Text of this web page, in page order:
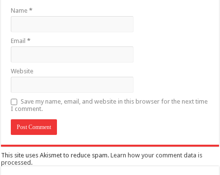
Name*
Email*
Website
Save my name, email, and website in this browser for the next time
I comment.
This site uses Akismet to reduce spam.Learn how your comment data is
processed .